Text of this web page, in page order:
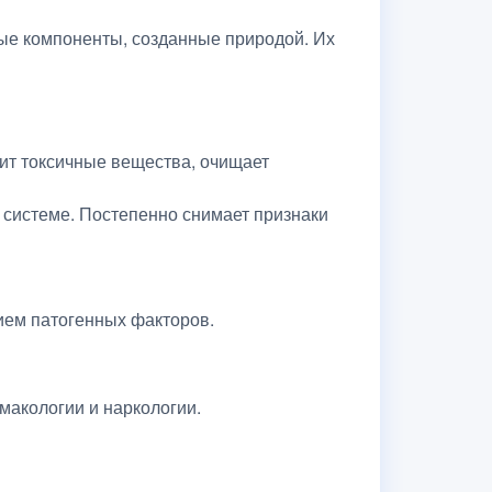
компоненты, созданные природой. Их
токсичные вещества, очищает
Постепенно снимает признаки
патогенных факторов.
и наркологии.